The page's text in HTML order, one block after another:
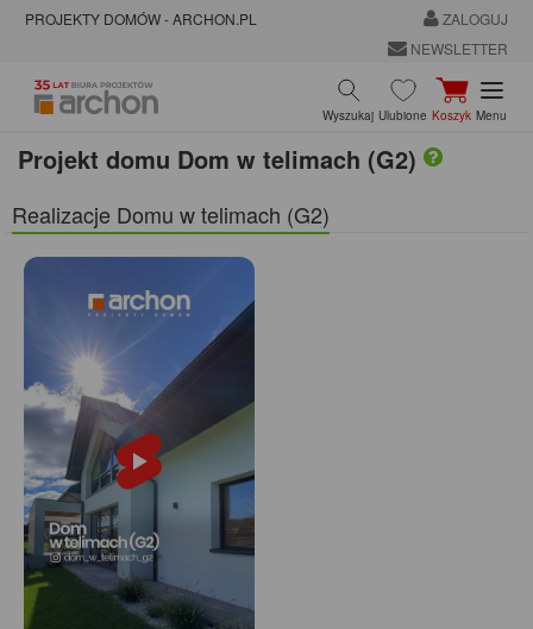
PROJEKTY DOMÓW - ARCHON.PL
ZALOGUJ
NEWSLETTER
Wyszukaj Ulubione Koszyk Menu
Projekt domu Dom w telimach (G2)
Realizacje Domu w telimach (G2)